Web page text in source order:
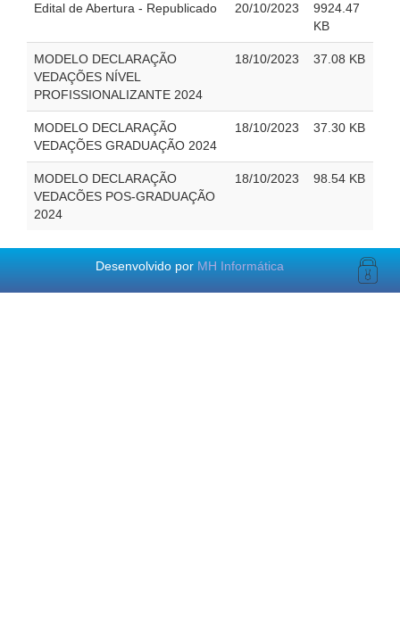
Edital de Abertura - Republicado 20/10/2023
9924.47
KB
MODELO DECLARAÇÃO
VEDAÇÕES NÍVEL
PROFISSIONALIZANTE 2024
18/10/2023 37.08 KB
MODELO DECLARAÇÃO
VEDAÇÕES GRADUAÇÃO 2024
18/10/2023 37.30 KB
MODELO DECLARAÇÃO
VEDACÕES POS-GRADUAÇÃO
2024
18/10/2023 98.54 KB
Desenvolvido por MH Informática